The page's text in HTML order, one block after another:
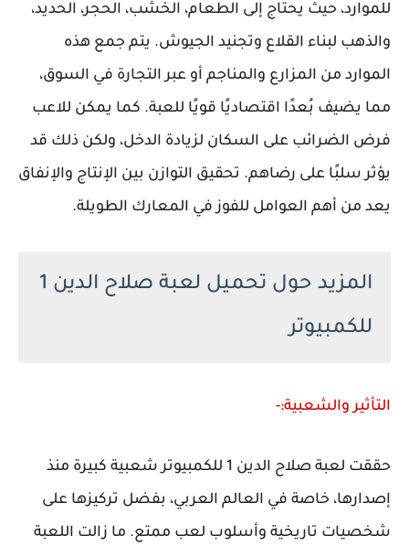
للموارد، حيث يحتاج إلى الطعام، الخشب، الحجر، الحديد،
والذهب لبناء القلاع وتجنيد الجيوش. يتم جمع هذه
الموارد من المزارع والمناجم أو عبر التجارة في السوق،
مما يضيف بُعدًا اقتصاديًا قويًا للعبة. كما يمكن للاعب
فرض الضرائب على السكان لزيادة الدخل، ولكن ذلك قد
يؤثر سلبًا على رضاهم. تحقيق التوازن بين الإنتاج والإنفاق
يعد من أهم العوامل للفوز في المعارك الطويلة.
المزيد حول تحميل لعبة صلاح الدين 1
للكمبيوتر
التأثير والشعبية:-
حققت لعبة صلاح الدين 1 للكمبيوتر شعبية كبيرة منذ
إصدارها، خاصة في العالم العربي، بفضل تركيزها على
شخصيات تاريخية وأسلوب لعب ممتع. ما زالت اللعبة